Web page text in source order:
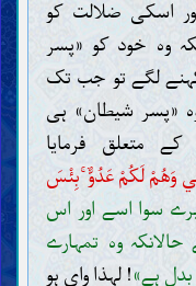
اسکی ضلالت کو
وہ خود کو «پسر
لگے تو جب تک
«پسر شیطان» ہی
متعلق فرمایا
وَهُمْ لَكُمْ عَدُوٌّ ۚ بِئْسَ
سوا اسے اور اس
وہ تمہارے
ہے»! لہذا وای ہو